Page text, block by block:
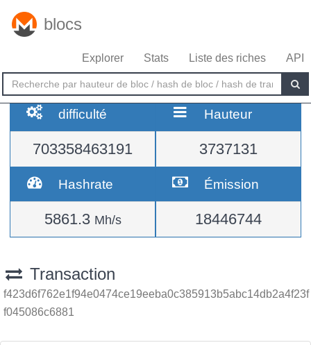
blocs
Explorer Stats Liste des riches API
difficulté
703358463191
Hauteur
3737131
Hashrate
5861.3 Mh/s
Émission
18446744
Transaction
f423d6f762e1f94e0474ce19eeba0c385913b5abc14db2a4f23f
f045086c6881